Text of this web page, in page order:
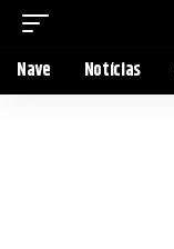
Nave Notícias